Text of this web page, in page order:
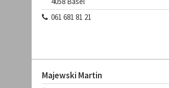
061 681 81 21
Majewski Martin